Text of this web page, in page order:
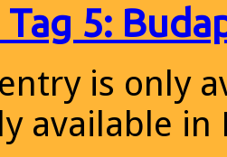
5:
is only
available in